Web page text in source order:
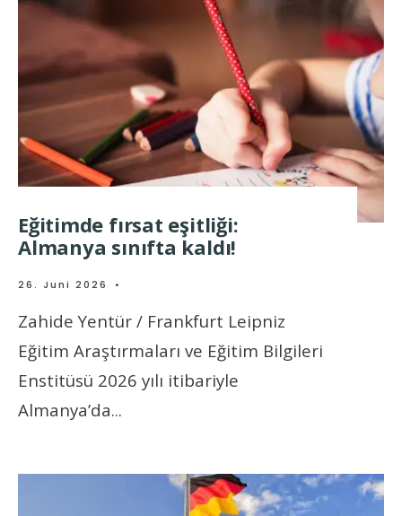
Eğitimde fırsat eşitliği:
Almanya sınıfta kaldı!
26. Juni 2026 •
Zahide Yentür / Frankfurt Leipniz
Eğitim Araştırmaları ve Eğitim Bilgileri
Enstitüsü 2026 yılı itibariyle
Almanya’da...